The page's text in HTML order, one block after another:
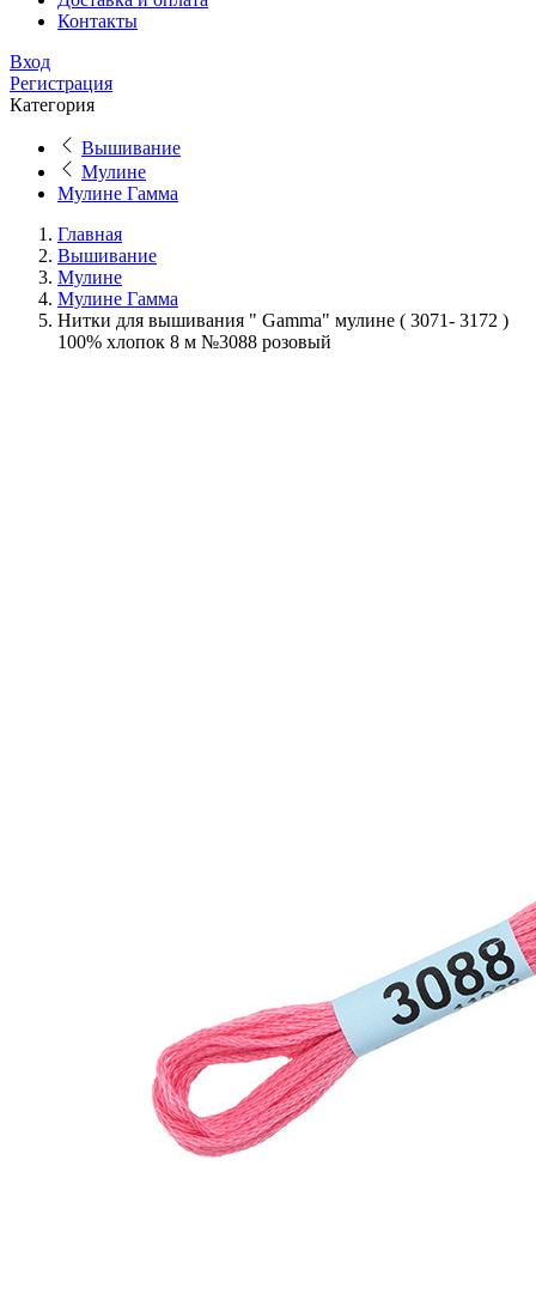
Контакты
Вход
Регистрация
Категория
Вышивание
Мулине
Мулине Гамма
Главная
Вышивание
Мулине
Мулине Гамма
Нитки для вышивания " Gamma" мулине ( 3071- 3172 )
100% хлопок 8 м №3088 розовый